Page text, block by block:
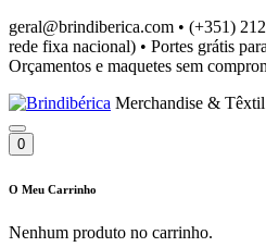
geral@brindiberica.com • (+351)
rede fixa nacional) • Portes grátis
Orçamentos e maquetes sem
Merchandise &
0
O Meu Carrinho
Nenhum produto no carrinho.